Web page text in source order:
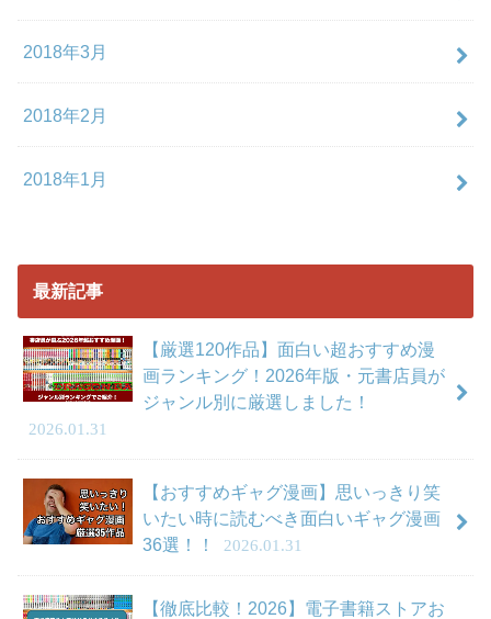
2018年3月
2018年2月
2018年1月
最新記事
【厳選120作品】面白い超おすすめ漫
画ランキング！2026年版・元書店員が
ジャンル別に厳選しました！
2026.01.31
【おすすめギャグ漫画】思いっきり笑
いたい時に読むべき面白いギャグ漫画
36選！！
2026.01.31
【徹底比較！2026】電子書籍ストアお